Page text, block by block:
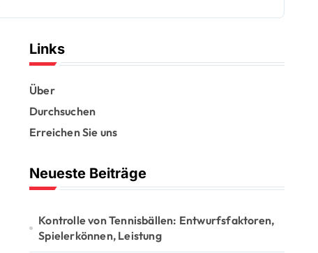
Links
Über
Durchsuchen
Erreichen Sie uns
Neueste Beiträge
Kontrolle von Tennisbällen: Entwurfsfaktoren,
Spielerkönnen, Leistung